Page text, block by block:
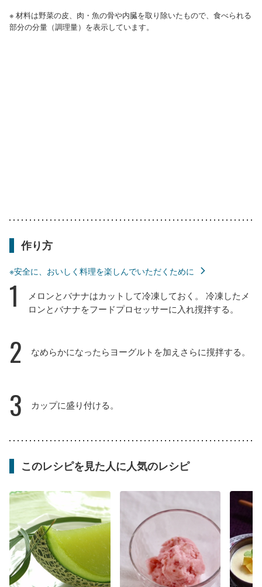
※ 材料は野菜の皮、肉・魚の骨や内臓を取り除いたもので、食べられる
部分の分量（調理量）を表示しています。
作り方
※安全に、おいしく料理を楽しんでいただくために
1
メロンとバナナはカットして冷凍しておく。 冷凍したメ
ロンとバナナをフードプロセッサーに入れ撹拌する。
2 なめらかになったらヨーグルトを加えさらに撹拌する。
3 カップに盛り付ける。
このレシピを見た人に人気のレシピ